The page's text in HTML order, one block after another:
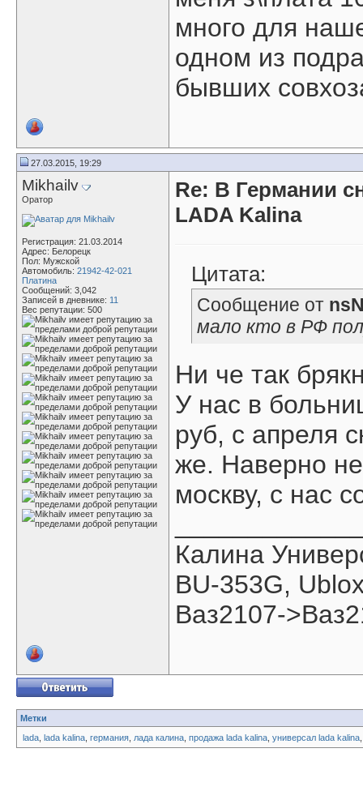
много для
одном из
бывших
27.03.2015, 19:29
Mikhailv
Оратор
Регистрация: 21.03.2014
Адрес: Белорецк
Пол: Мужской
Автомобиль: 21942-42-021
Платина
Сообщений: 3,042
Записей в дневнике: 11
Вес репутации: 500
Re: В Германии
LADA Kalina
Цитата:
Сообщение от
мало кто в РФ
Ни че так
У нас в
руб, с апреля
же. Наверно
москву, с нас
Калина
BU-353G,
Ваз2107-
Метки
lada lada kalina германия лада калина продажа lada kalina универсал lada kalina